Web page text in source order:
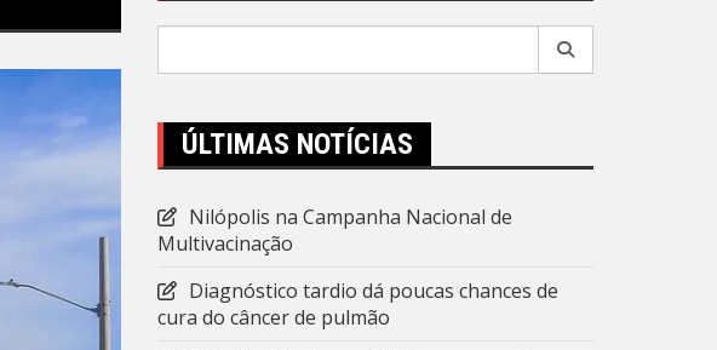
ÚLTIMAS NOTÍCIAS
Nilópolis na Campanha Nacional de
Multivacinação
Diagnóstico tardio dá poucas chances de
cura do câncer de pulmão